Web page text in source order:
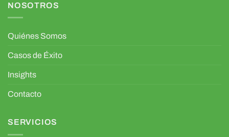
NOSOTROS
Quiénes Somos
Casos de Éxito
Insights
Contacto
SERVICIOS